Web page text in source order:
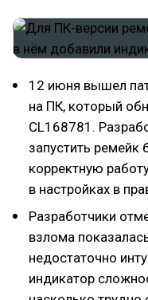
12 июня вышел
на ПК, который
CL168781.
запустить ремейк
корректную
в настройках в
Разработчики
взлома
недостаточно
индикатор